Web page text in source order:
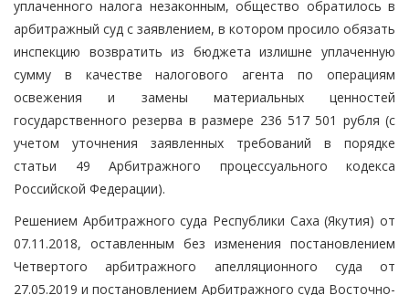
уплаченного налога незаконным, общество обратилось в
арбитражный суд с заявлением, в котором просило обязать
инспекцию возвратить из бюджета излишне уплаченную
сумму в качестве налогового агента по операциям
освежения и замены материальных ценностей
государственного резерва в размере 236 517 501 рубля (с
учетом уточнения заявленных требований в порядке
статьи 49 Арбитражного процессуального кодекса
Российской Федерации).
Решением Арбитражного суда Республики Саха (Якутия) от
07.11.2018, оставленным без изменения постановлением
Четвертого арбитражного апелляционного суда от
27.05.2019 и постановлением Арбитражного суда Восточно-